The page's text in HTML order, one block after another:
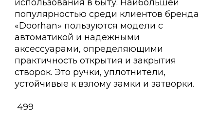
использования в быту. Наибольшей
популярностью среди клиентов бренда
«Doorhan» пользуются модели с
автоматикой и надежными
аксессуарами, определяющими
практичность открытия и закрытия
створок. Это ручки, уплотнители,
устойчивые к взлому замки и затворки.
499